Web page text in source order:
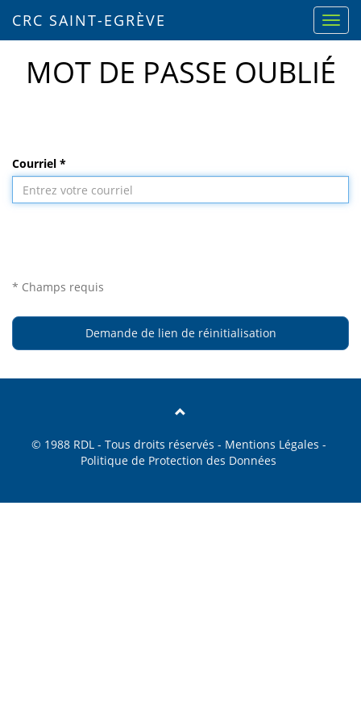
CRC SAINT-EGRÈVE
MOT DE PASSE OUBLIÉ
Courriel *
* Champs requis
Demande de lien de réinitialisation
© 1988 RDL- Tous droits réservés - Mentions Légales -
Politique de Protection des Données